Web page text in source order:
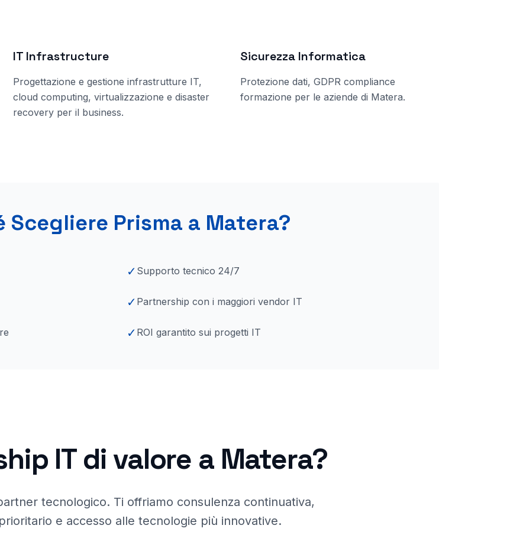
IT Infrastructure
Progettazione e gestione infrastrutture IT,
cloud computing, virtualizzazione e disaster
recovery per il business.
Sicurezza Informatica
Protezione dati, GDPR compliance
formazione per le aziende di Matera.
Scegliere Prisma a Matera?
✓ Supporto tecnico 24/7
✓ Partnership con i maggiori vendor IT
✓ ROI garantito sui progetti IT
IT di valore a Matera?
tecnologico. Ti offriamo consulenza continuativa,
e accesso alle tecnologie più innovative.